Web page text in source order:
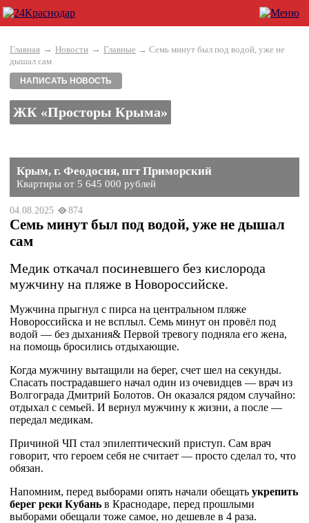
Главная → Новости → Главные → Семь минут был под водой, уже не
дышал сам
НАПИСАТЬ НОВОСТЬ
ЖК «Просторы Крыма»
Крым, г. Феодосия, пгт Приморский
Квартиры от 5 645 000 рублей
04.08.2025 874
Семь минут был под водой, уже не дышал
сам
Медик откачал посиневшего без кислорода
мужчину на пляже в Новороссийске.
Мужчина прыгнул с пирса на центральном пляже
Новороссийска и не всплыл. Семь минут он провёл под
водой — без дыхания& Первой тревогу подняла его жена,
на помощь бросились отдыхающие.
Когда мужчину вытащили на берег, счет шел на секунды.
Спасать пострадавшего начал один из очевидцев — врач из
Волгограда Дмитрий Болотов. Он оказался рядом случайно:
отдыхал с семьей. И вернул мужчину к жизни, а после —
передал медикам.
Причиной ЧП стал эпилептический приступ. Сам врач
говорит, что героем себя не считает — просто сделал то, что
обязан.
Напомним, перед выборами опять начали обещать укрепить
берег реки Кубань в Краснодаре, перед прошлыми
выборами обещали тоже самое, но дешевле в 4 раза.